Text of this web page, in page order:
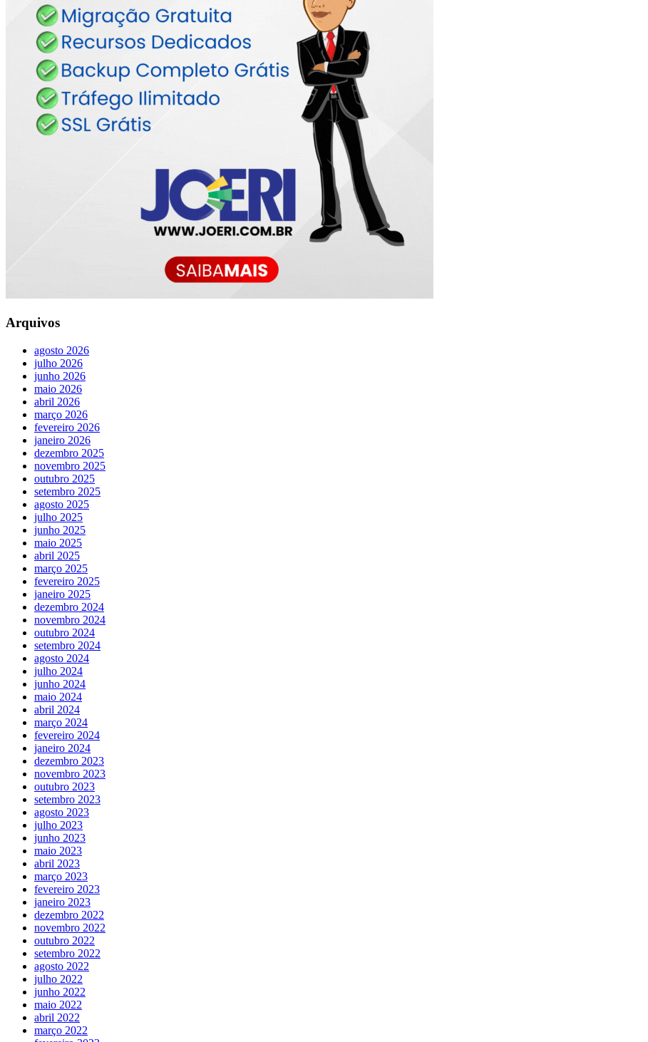
Arquivos
agosto 2026
julho 2026
junho 2026
maio 2026
abril 2026
março 2026
fevereiro 2026
janeiro 2026
dezembro 2025
novembro 2025
outubro 2025
setembro 2025
agosto 2025
julho 2025
junho 2025
maio 2025
abril 2025
março 2025
fevereiro 2025
janeiro 2025
dezembro 2024
novembro 2024
outubro 2024
setembro 2024
agosto 2024
julho 2024
junho 2024
maio 2024
abril 2024
março 2024
fevereiro 2024
janeiro 2024
dezembro 2023
novembro 2023
outubro 2023
setembro 2023
agosto 2023
julho 2023
junho 2023
maio 2023
abril 2023
março 2023
fevereiro 2023
janeiro 2023
dezembro 2022
novembro 2022
outubro 2022
setembro 2022
agosto 2022
julho 2022
junho 2022
maio 2022
abril 2022
março 2022